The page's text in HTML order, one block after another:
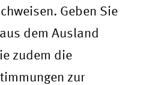
Geben Sie
dem Ausland
zudem die
zur